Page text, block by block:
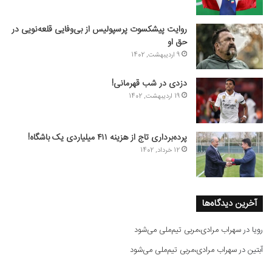
روایت پیشکسوت پرسپولیس از بی‌وفایی قلعه‌نویی در
حق او
9 اردیبهشت, 1402
دزدی در شب قهرمانی!
19 اردیبهشت, 1402
پرده‌برداری تاج از هزینه ۴۱۱ میلیاردی یک باشگاه!
12 خرداد, 1402
آخرین دیدگاه‌ها
رویا درسهراب مرادی،مربی تیم‌ملی می‌شود
آبتیندرسهراب مرادی،مربی تیم‌ملی می‌شود